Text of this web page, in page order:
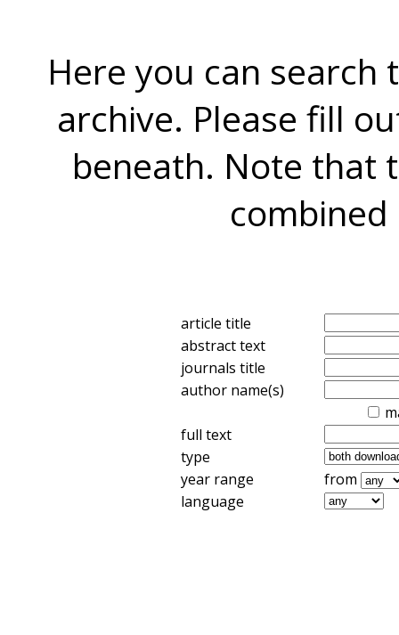
Here you can search
archive. Please fill
beneath. Note that
combined
article title
abstract text
journals title
author name(s)
full text
type
year range
from
language